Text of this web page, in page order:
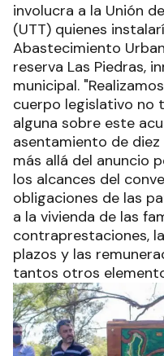
involucra a la Unión
(UTT) quienes
Abastecimiento
reserva Las Piedras,
municipal.
cuerpo legislativo no
alguna sobre este
asentamiento de
más allá del anuncio
los alcances del
obligaciones de las
a la vivienda de las
contraprestaciones,
plazos y las
tantos otros